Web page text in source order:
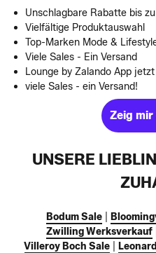
Unschlagbare Rabatte bis
Vielfältige Produktauswahl
Top-Marken Mode &
Viele Sales - Ein Versand
Lounge by Zalando App
viele Sales - ein Versand!
Zeig mir
UNSERE
Bodum Sale|
Zwilling Werksverkauf|
Villeroy Boch Sale